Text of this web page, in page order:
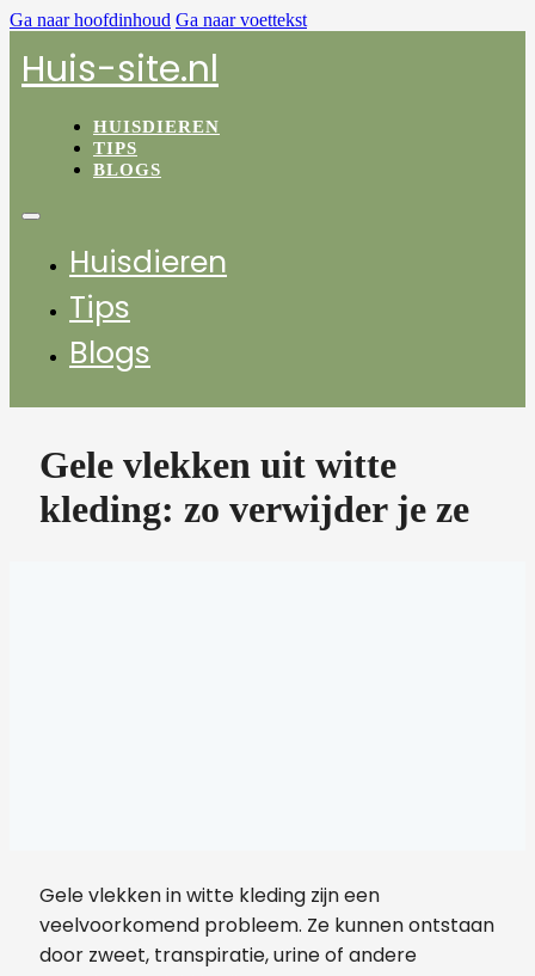
Ga naar hoofdinhoud Ga naar voettekst
Huis-site.nl
HUISDIEREN
TIPS
BLOGS
Huisdieren
Tips
Blogs
Gele vlekken uit witte
kleding: zo verwijder je ze
Gele vlekken in witte kleding zijn een
veelvoorkomend probleem. Ze kunnen ontstaan
door zweet, transpiratie, urine of andere